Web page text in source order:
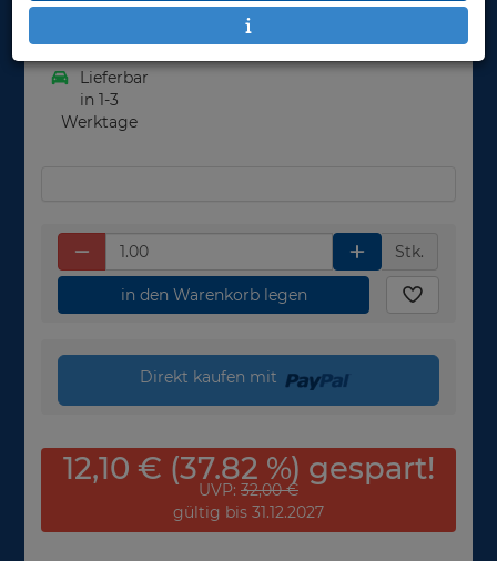
19,90 €
Lieferbar
in 1-3
Werktage
Stk.
in den Warenkorb legen
Direkt kaufen mit
12,10 € (37.82 %) gespart!
UVP: 32,00 €
gültig bis 31.12.2027